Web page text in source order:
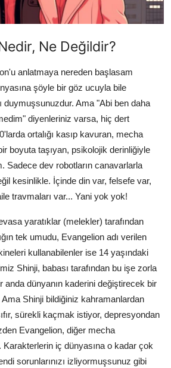
Ne Değildir?
anlatmaya nereden başlasam
şöyle bir göz ucuyla bile
duymuşsunuzdur. Ama "Abi ben daha
diyenleriniz varsa, hiç dert
ortalığı kasıp kavuran, mecha
boyuta taşıyan, psikolojik derinliğiyle
Sadece dev robotların canavarlarla
kesinlikle. İçinde din var, felsefe var,
travmaları var... Yani yok yok!
yaratıklar (melekler) tarafından
tek umudu, Evangelion adı verilen
kullanabilenler ise 14 yaşındaki
Shinji, babası tarafından bu işe zorla
anda dünyanın kaderini değiştirecek bir
Shinji bildiğiniz kahramanlardan
sürekli kaçmak istiyor, depresyondan
Evangelion, diğer mecha
Karakterlerin iç dünyasına o kadar çok
sorunlarınızı izliyormuşsunuz gibi